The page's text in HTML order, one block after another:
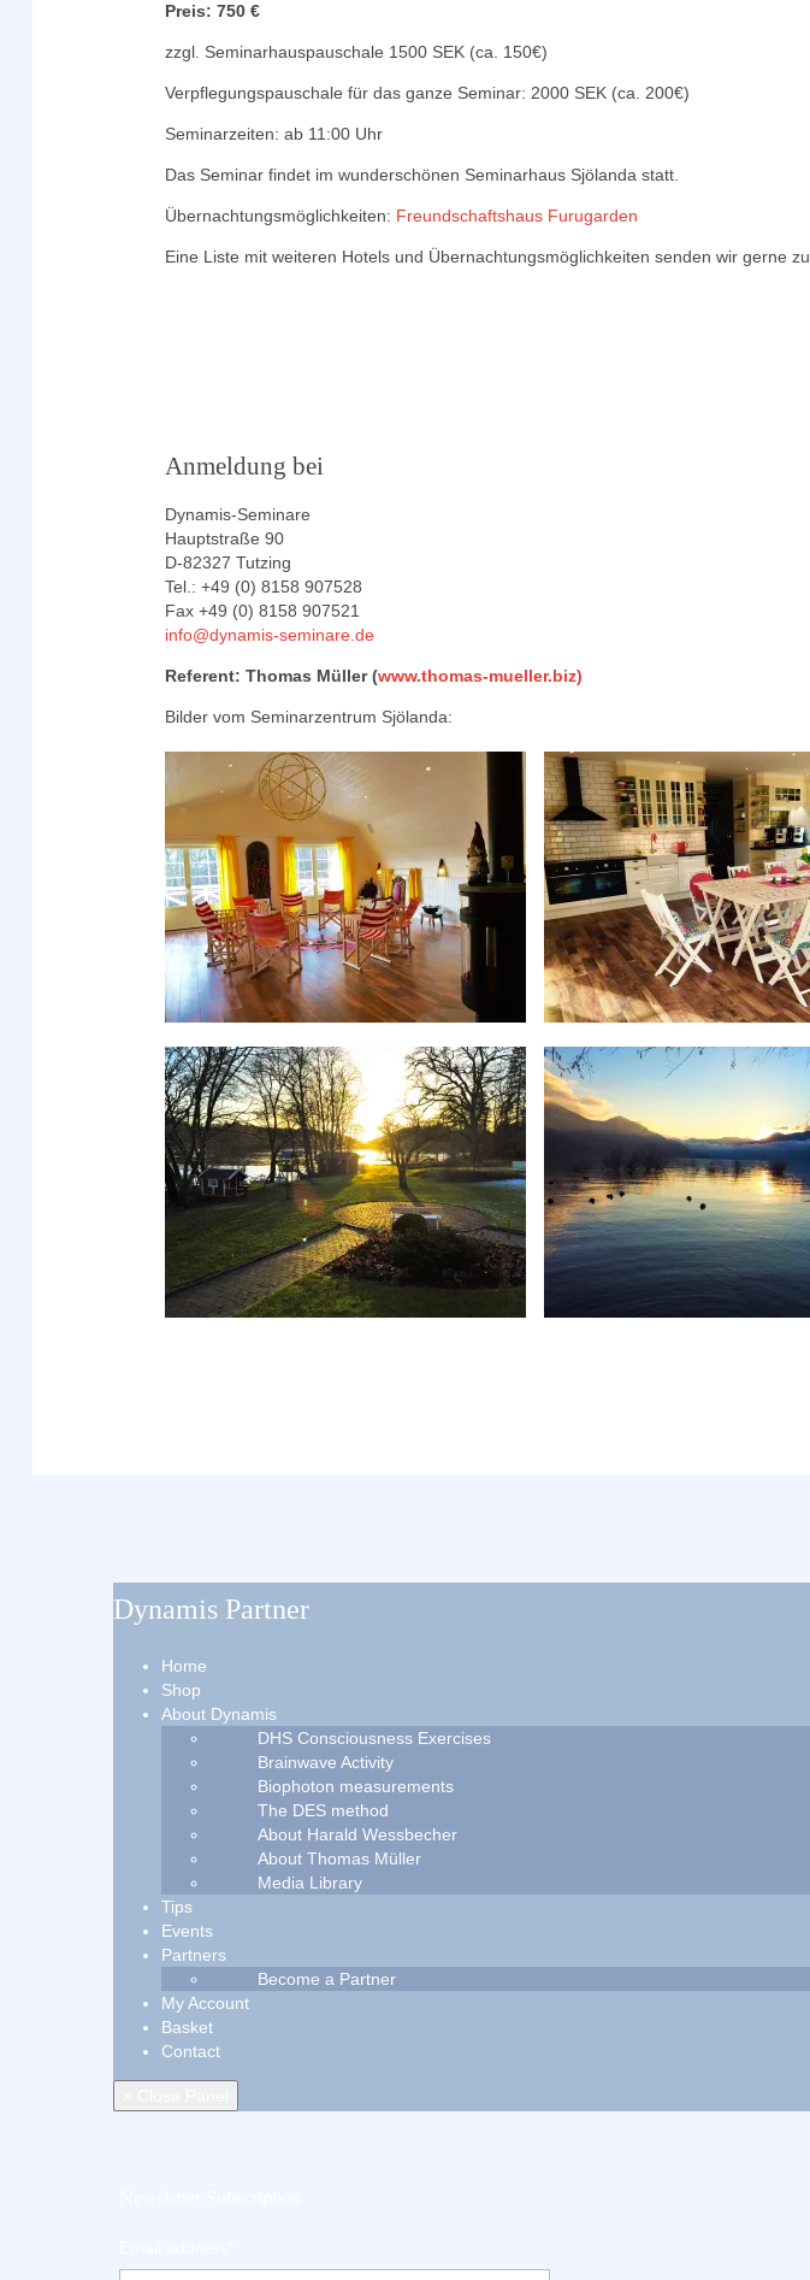
Preis: 750 €
zzgl. Seminarhauspauschale 1500 SEK (ca. 150€)
Verpflegungspauschale für das ganze Seminar: 2000 SEK (ca. 200€)
Seminarzeiten: ab 11:00 Uhr
Das Seminar findet im wunderschönen Seminarhaus Sjölanda statt.
Übernachtungsmöglichkeiten: Freundschaftshaus Furugarden
Eine Liste mit weiteren Hotels und Übernachtungsmöglichkeiten senden wir gerne zu.
Anmeldung bei
Dynamis-Seminare
Hauptstraße 90
D-82327 Tutzing
Tel.: +49 (0) 8158 907528
Fax +49 (0) 8158 907521
info@dynamis-seminare.de
Referent: Thomas Müller (www.thomas-mueller.biz)
Bilder vom Seminarzentrum Sjölanda:
Dynamis Partner
Home
Shop
About Dynamis
DHS Consciousness Exercises
Brainwave Activity
Biophoton measurements
The DES method
About Harald Wessbecher
About Thomas Müller
Media Library
Tips
Events
Partners
Become a Partner
My Account
Basket
Contact